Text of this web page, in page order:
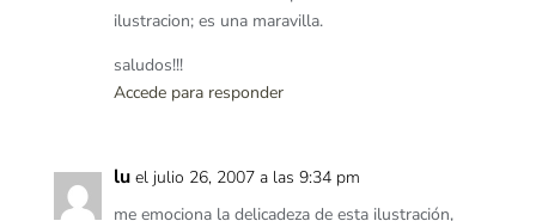
ilustracion; es una maravilla.
saludos!!!
Accede para responder
lu el julio 26, 2007 a las 9:34 pm
me emociona la delicadeza de esta ilustración,